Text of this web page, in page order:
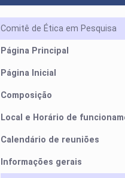
Comitê de Ética em Pesquisa
Página Principal
Página Inicial
Composição
Local e Horário de
Calendário de reuniões
Informações gerais